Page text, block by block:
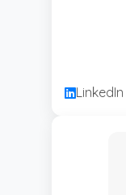
LinkedIn